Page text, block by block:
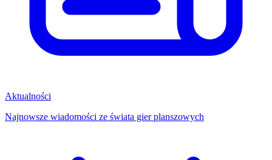
Aktualności
Najnowsze wiadomości ze świata gier planszowych